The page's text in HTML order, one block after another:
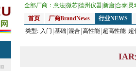
全部厂商： 意法微芯德州仪器新唐合泰 灵
首页
厂商BrandNews
行业NEWS
类型: 入门 基础 混合 高性能 超高性能 超
IAR